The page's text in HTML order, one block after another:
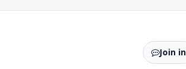
Join in